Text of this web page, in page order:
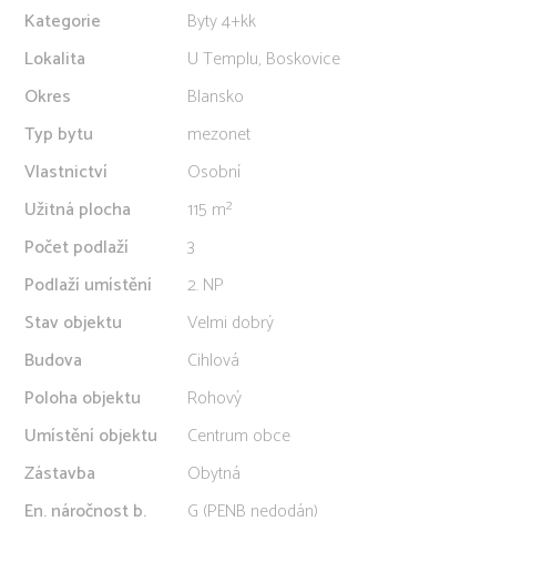
Kategorie
Byty 4+kk
Lokalita
U Templu, Boskovice
Okres
Blansko
Typ bytu
mezonet
Vlastnictví
Osobní
Užitná plocha
115 m²
Počet podlaží
3
Podlaží umístění
2. NP
Stav objektu
Velmi dobrý
Budova
Cihlová
Poloha objektu
Rohový
Umístění objektu
Centrum obce
Zástavba
Obytná
En. náročnost b.
G (PENB nedodán)